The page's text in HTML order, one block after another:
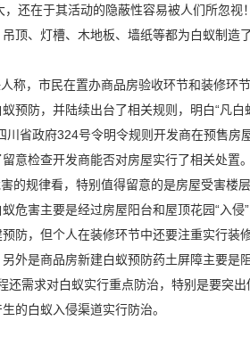
还在于其活动的隐蔽性容易被人们所忽
顶、灯槽、木地板、墙纸等都为白蚁制
称，市民在置办商品房验收环节和装修环
预防，并陆续出台了相关规则，明白“凡
川省政府324号令明令规则开发商在预售房
意检查开发商能否对房屋实行了相关处置。
的规律看，特别值得留意的是房屋受害楼
蚁危害主要是经过房屋阳台和屋顶花园“入
防，但个人在装修环节中还要注重实行
外是商品房新建白蚁预防药土屏障主要
还需求对白蚁实行重点防治，特别是要突
的白蚁入侵渠道实行防治。